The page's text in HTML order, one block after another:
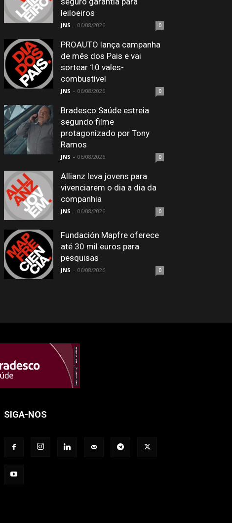
leiloeiros
JNS - 06/08/2026 0
PROAUTO lança campanha
de mês dos Pais e vai
sortear 10 vales-
combustível
JNS - 06/08/2026 0
Bradesco Saúde estreia
segundo filme
protagonizado por Tony
Ramos
JNS - 06/08/2026 0
Allianz leva jovens para
vivenciarem o dia a dia da
companhia
JNS - 06/08/2026 0
Fundación Mapfre oferece
até 30 mil euros para
pesquisas
JNS - 06/08/2026 0
SIGA-NOS